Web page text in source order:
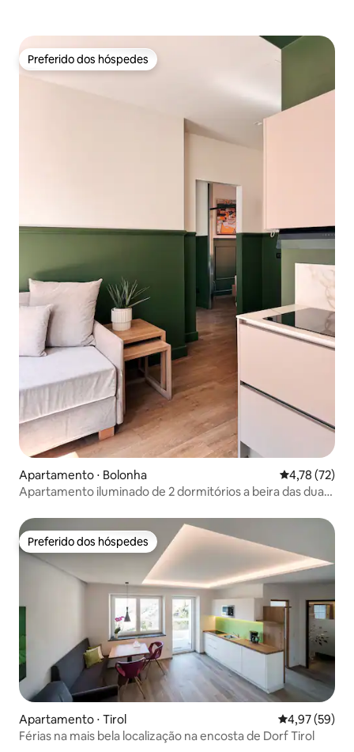
Preferido dos hóspedes
Preferido dos hóspedes
Apartamento ⋅ Bolonha 4,78 de uma
4,78 (72)
Apartamento iluminado de 2 dormitórios a beira das duas
Preferido dos hóspedes
Preferido dos hóspedes
Apartamento ⋅ Tirol 4,97 de uma
4,97 (59)
Férias na mais bela localização na encosta de Dorf Tirol